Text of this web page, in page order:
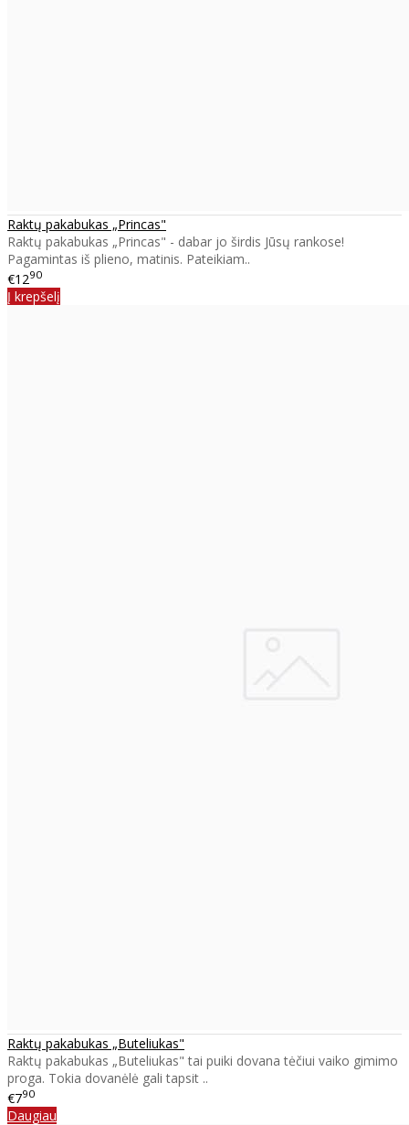
Raktų pakabukas „Princas"
Raktų pakabukas „Princas" - dabar jo širdis Jūsų rankose!
Pagamintas iš plieno, matinis. Pateikiam..
€1290
Į krepšelį
Raktų pakabukas „Buteliukas"
Raktų pakabukas „Buteliukas" tai puiki dovana tėčiui vaiko gimimo
proga. Tokia dovanėlė gali tapsit ..
€790
Daugiau